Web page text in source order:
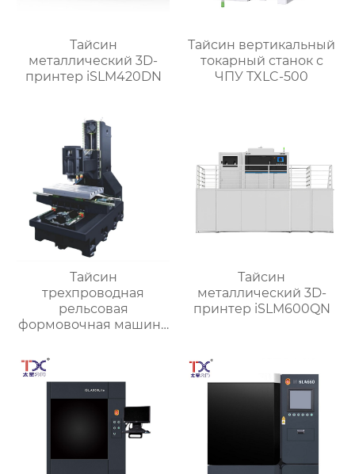
Тайсин
металлический 3D-
принтер iSLM420DN
Тайсин вертикальный
токарный станок с
ЧПУ TXLC-500
Тайсин
трехпроводная
рельсовая
формовочная машина
Тайсин
металлический 3D-
принтер iSLM600QN